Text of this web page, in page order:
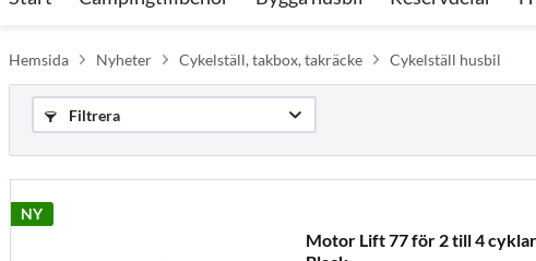
Hemsida Nyheter Cykelställ, takbox, takräcke Cykelställ husbil
Filtrera
NY
Motor Lift 77 för 2 till 4